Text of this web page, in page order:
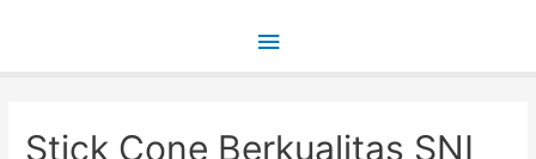
Main
Stick Cone Berkualitas SNI